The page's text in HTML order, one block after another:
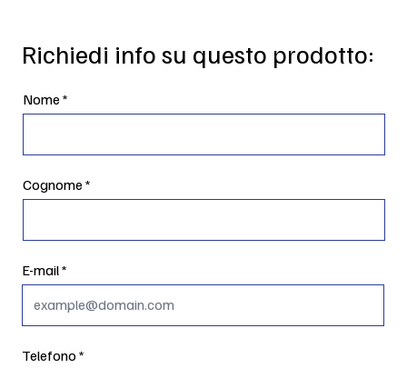
Richiedi info su questo prodotto:
Nome
Cognome
E-mail
Telefono